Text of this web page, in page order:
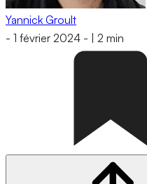
Yannick Groult
- 1 février 2024 - 2 min